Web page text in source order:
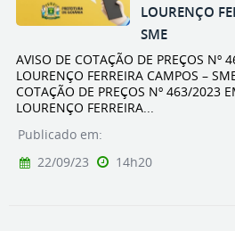
LOURENÇO
SME
AVISO DE COTAÇÃO DE PREÇOS Nº
LOURENÇO FERREIRA CAMPOS –
COTAÇÃO DE PREÇOS Nº 463/2023
LOURENÇO FERREIRA...
Publicado em:
22/09/23
14h20